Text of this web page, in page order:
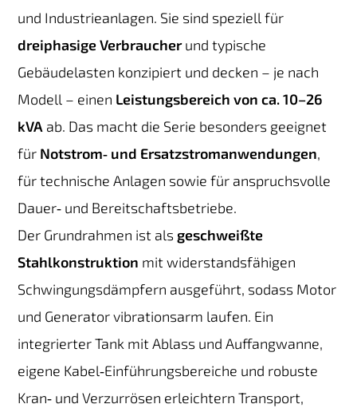
und Industrieanlagen. Sie sind speziell für
dreiphasige Verbraucherund typische
Gebäudelasten konzipiert und decken – je nach
Modell – einen Leistungsbereich von ca. 10–26
kVA ab. Das macht die Serie besonders geeignet
für Notstrom‑ und Ersatzstromanwendungen,
für technische Anlagen sowie für anspruchsvolle
Dauer‑ und Bereitschaftsbetriebe.
Der Grundrahmen ist als geschweißte
Stahlkonstruktion mit widerstandsfähigen
Schwingungsdämpfern ausgeführt, sodass Motor
und Generator vibrationsarm laufen. Ein
integrierter Tank mit Ablass und Auffangwanne,
eigene Kabel‑Einführungsbereiche und robuste
Kran‑ und Verzurrösen erleichtern Transport,